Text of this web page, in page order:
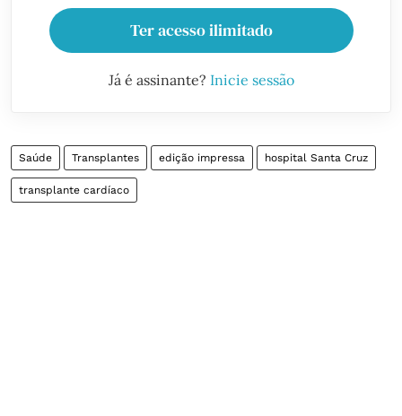
Ter acesso ilimitado
Já é assinante? Inicie sessão
Saúde Transplantes edição impressa hospital Santa Cruz
transplante cardíaco